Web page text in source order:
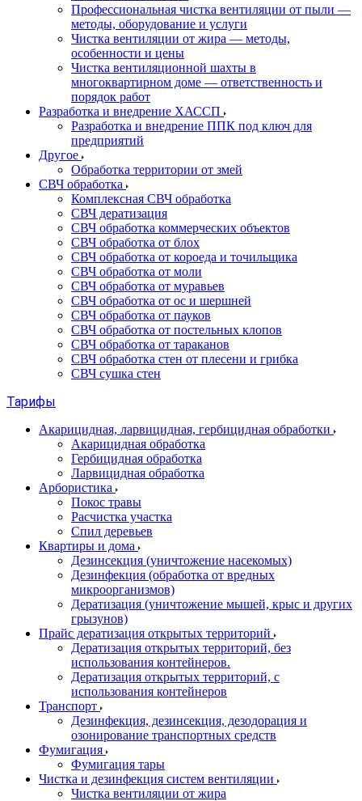
Профессиональная чистка вентиляции от пыли —
методы, оборудование и услуги
Чистка вентиляции от жира — методы,
особенности и цены
Чистка вентиляционной шахты в
многоквартирном доме — ответственность и
порядок работ
Разработка и внедрение ХАССП
Разработка и внедрение ППК под ключ для
предприятий
Другое
Обработка территории от змей
СВЧ обработка
Комплексная СВЧ обработка
СВЧ дератизация
СВЧ обработка коммерческих объектов
СВЧ обработка от блох
СВЧ обработка от короеда и точильщика
СВЧ обработка от моли
СВЧ обработка от муравьев
СВЧ обработка от ос и шершней
СВЧ обработка от пауков
СВЧ обработка от постельных клопов
СВЧ обработка от тараканов
СВЧ обработка стен от плесени и грибка
СВЧ сушка стен
Тарифы
Акарицидная, ларвицидная, гербицидная обработки
Акарицидная обработка
Гербицидная обработка
Ларвицидная обработка
Арбористика
Покос травы
Расчистка участка
Спил деревьев
Квартиры и дома
Дезинсекция (уничтожение насекомых)
Дезинфекция (обработка от вредных
микроорганизмов)
Дератизация (уничтожение мышей, крыс и других
грызунов)
Прайс дератизация открытых территорий
Дератизация открытых территорий, без
использования контейнеров.
Дератизация открытых территорий, с
использования контейнеров
Транспорт
Дезинфекция, дезинсекция, дезодорация и
озонирование транспортных средств
Фумигация
Фумигация тары
Чистка и дезинфекция систем вентиляции
Чистка вентиляции от жира